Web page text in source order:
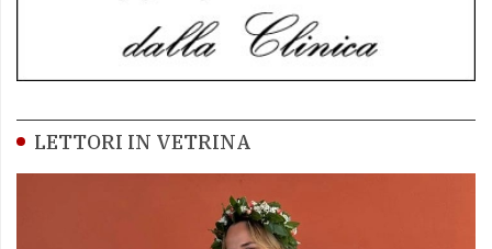
LETTORI IN VETRINA